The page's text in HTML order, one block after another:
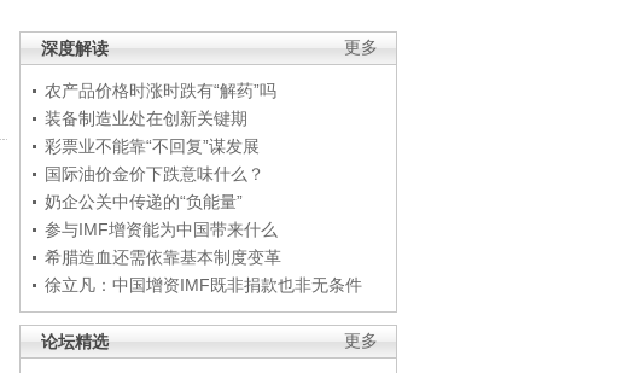
更多
深度解读
农产品价格时涨时跌有“解药”吗
装备制造业处在创新关键期
彩票业不能靠“不回复”谋发展
国际油价金价下跌意味什么？
奶企公关中传递的“负能量”
参与IMF增资能为中国带来什么
希腊造血还需依靠基本制度变革
徐立凡：中国增资IMF既非捐款也非无条件
更多
论坛精选